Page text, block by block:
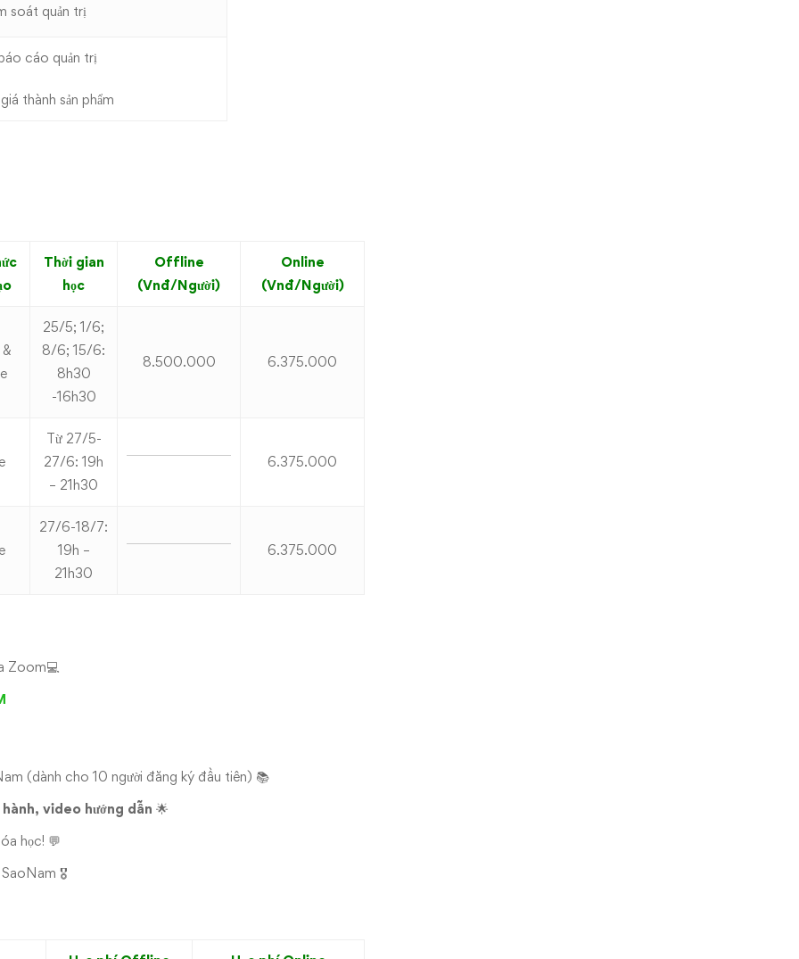
soát quản trị
cáo quản trị
thành sản phẩm
Thời gian
học
Offline
(Vnđ/Người)
Online
(Vnđ/Người)
25/5; 1/6;
8/6; 15/6:
8h30
-16h30
8.500.000 6.375.000
Từ 27/5-
27/6: 19h
– 21h30
6.375.000
27/6-18/7:
19h –
21h30
6.375.000
Zoom💻
(dành cho 10 người đăng ký đầu tiên) 📚
video hướng dẫn 🌟
học! 💬
🎖